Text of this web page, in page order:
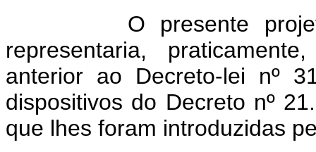
O presente projeto
representaria,
anterior ao Decreto-lei nº
dispositivos do Decreto nº
que lhes foram introduzidas